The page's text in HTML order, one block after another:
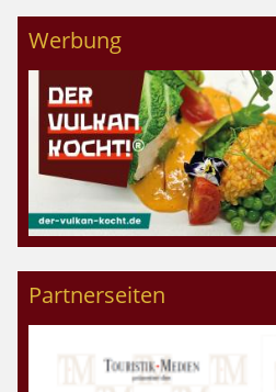
Werbung
Partnerseiten